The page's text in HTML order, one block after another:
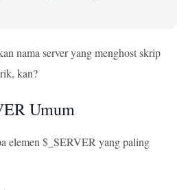
nama server yang menghost skrip
kan?
Umum
elemen $_SERVER yang paling